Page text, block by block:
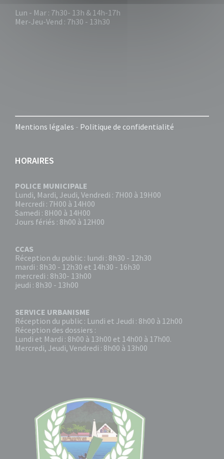
Lun - Mar : 7h30- 13h & 14h-17h
Mer-Jeu-Vend : 7h30 - 13h30
Mentions légales - Politique de confidentialité
HORAIRES
POLICE MUNICIPALE
Lundi, Mardi, Jeudi, Vendredi : 7H00 à 19H00
Mercredi : 7H00 à 14H00
Samedi : 8H00 à 14H00
Jours fériés : 8h00 à 12H00
CCAS
Réception du public : lundi : 8h30 - 12h30
mardi : 8h30 - 12h30 et 14h30 - 16h30
mercredi : 8h30- 13h00
jeudi : 8h30 - 13h00
SERVICE URBANISME
Réception du public : Lundi et Jeudi : 8h00 à 12h00
Réception des dossiers :
Lundi et Mardi : 8h00 à 13h00 et 14h00 à 17h00.
Mercredi, Jeudi, Vendredi : 8h00 à 13h00